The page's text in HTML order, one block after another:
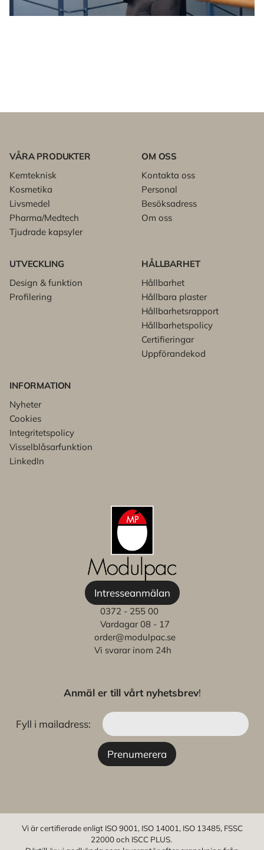
VÅRA PRODUKTER
Kemteknisk
Kosmetika
Livsmedel
Pharma/Medtech
Tjudrade kapsyler
OM OSS
Kontakta oss
Personal
Besöksadress
Om oss
UTVECKLING
Design & funktion
Profilering
HÅLLBARHET
Hållbarhet
Hållbara plaster
Hållbarhetsrapport
Hållbarhetspolicy
Certifieringar
Uppförandekod
INFORMATION
Nyheter
Cookies
Integritetspolicy
Visselblåsarfunktion
LinkedIn
Intresseanmälan
0372 - 255 00
Vardagar 08 - 17
order@modulpac.se
Vi svarar inom 24h
Anmäl er till vårt nyhetsbrev!
Fyll i mailadress:
Vi är certifierade enligt ISO 9001, ISO 14001, ISO 13485, FSSC
22000 och ISCC PLUS.